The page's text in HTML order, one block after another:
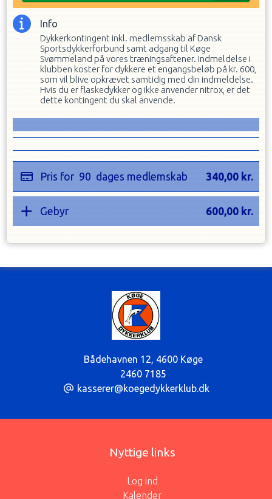
Info
Dykkerkontingent inkl. medlemsskab af Dansk
Sportsdykkerforbund samt adgang til Køge
Svømmeland på vores træningsaftener. Indmeldelse i
klubben koster for dykkere et engangsbeløb på kr. 600,
som vil blive opkrævet samtidig med din indmeldelse.
Hvis du er flaskedykker og ikke anvender nitrox, er det
dette kontingent du skal anvende.
Pris for 90 dages medlemskab 340,00 kr.
Gebyr 600,00 kr.
Bådehavnen 12, 4600 Køge
2460 7185
kasserer@koegedykkerklub.dk
Nyttige links
Log ind
Kalender